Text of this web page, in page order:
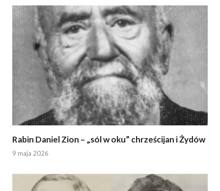
Rabin Daniel Zion – „sól w oku” chrześcijan i Żydów
9 maja 2026